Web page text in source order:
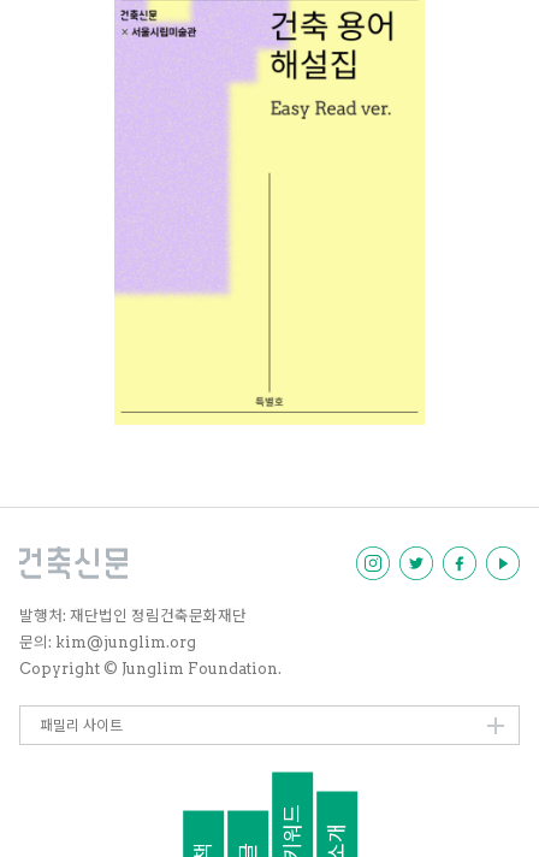
발행처: 재단법인 정림건축문화재단
문의: kim@junglim.org
Copyright © Junglim Foundation.
책 글 키워드 소개
패밀리 사이트